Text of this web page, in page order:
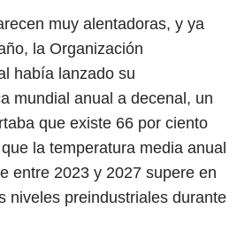
muy alentadoras, y ya
la Organización
había lanzado su
mundial anual a decenal, un
que existe 66 por ciento
la temperatura media anual
entre 2023 y 2027 supere en
niveles preindustriales durante